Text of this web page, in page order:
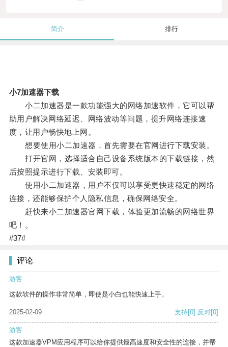
简介 排行
小7加速器下载
小二加速器是一款功能强大的网络加速软件，它可以帮
助用户解决网络延迟、网络波动等问题，提升网络连接速
度，让用户畅快地上网。
想要使用小二加速器，首先需要在官网进行下载安装。
打开官网，选择适合自己设备系统版本的下载链接，然
后按照提示进行下载、安装即可。
使用小二加速器，用户不仅可以享受更快速稳定的网络
连接，还能够保护个人隐私信息，确保网络安全。
赶快来小二加速器官网下载，体验更加流畅的网络世界
吧！。
#37#
评论
游客
这款软件的操作非常简单，即使是小白也能快速上手。
2025-02-09 支持[0] 反对[0]
游客
这款加速器VPM应用程序可以给你提供最高速度和安全性的连接，并帮